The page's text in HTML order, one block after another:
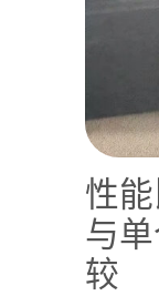
性
与
较